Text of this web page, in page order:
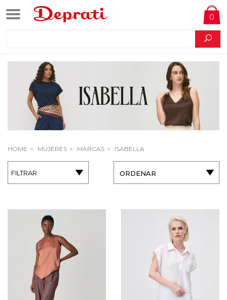
0
HOME MUJERES MARCAS ISABELLA
FILTRAR ORDENAR